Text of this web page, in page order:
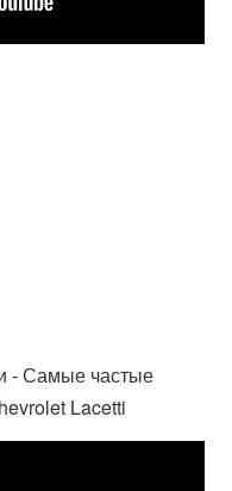
- Самые частые
Lacetti